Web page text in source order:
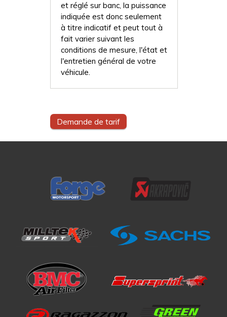
et réglé sur banc, la puissance
indiquée est donc seulement
à titre indicatif et peut tout à
fait varier suivant les
conditions de mesure, l'état et
l'entretien général de votre
véhicule.
Demande de tarif